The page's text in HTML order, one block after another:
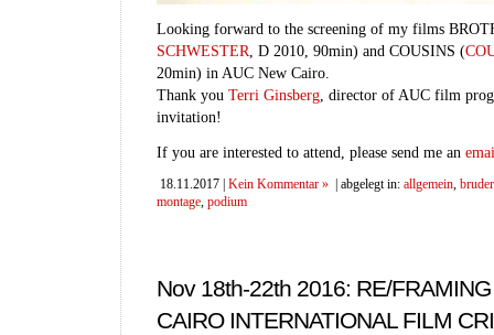
Looking forward to the screening of my films
SCHWESTER , D 2010, 90min) and COUSINS (
20min) in AUC New Cairo.
Thank you Terri Ginsberg , director of AUC film
invitation!
If you are interested to attend, please send me an
18.11.2017 | Kein Kommentar » | abgelegt in: allgemein,
montage, podium
Nov 18th-22th 2016: RE/
CAIRO INTERNATIONAL FILM